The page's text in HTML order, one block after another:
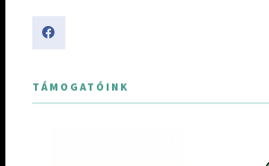
TÁMOGATÓINK